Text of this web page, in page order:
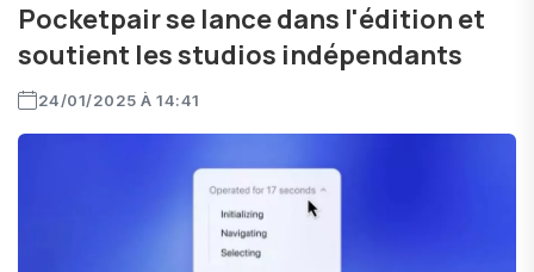
Pocketpair se lance dans l'édition et
soutient les studios indépendants
24/01/2025 À 14:41